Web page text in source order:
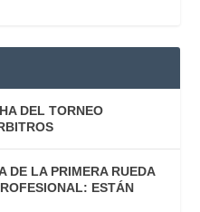
DEL TORNEO
DE LA PRIMERA RUEDA
ESTÁN